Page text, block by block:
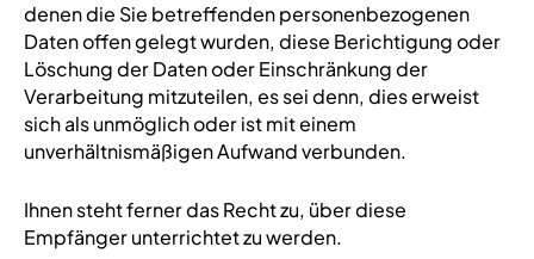
denen die Sie betreffenden personenbezogenen
Daten offen gelegt wurden, diese Berichtigung oder
Löschung der Daten oder Einschränkung der
Verarbeitung mitzuteilen, es sei denn, dies erweist
sich als unmöglich oder ist mit einem
unverhältnismäßigen Aufwand verbunden.
Ihnen steht ferner das Recht zu, über diese
Empfänger unterrichtet zu werden.